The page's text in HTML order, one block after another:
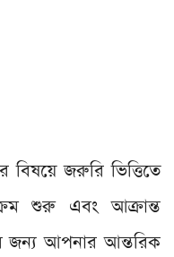
বিষয়ে জরুরি ভিত্তিতে
শুরু এবং আক্রান্ত
জন্য আপনার আন্তরিক